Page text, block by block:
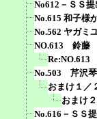
No612－ＳＳ提
No.615 和子様
No.562 ヤガミ
NO.613 鈴藤
No.503 芹沢琴
おまけ１／
おまけ
No.616－ＳＳ